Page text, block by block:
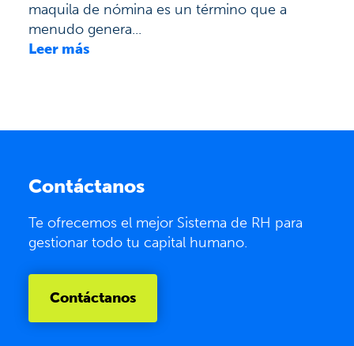
maquila de nómina es un término que a
menudo genera...
Leer más
Contáctanos
Te ofrecemos el mejor Sistema de RH para
gestionar todo tu capital humano.
Contáctanos